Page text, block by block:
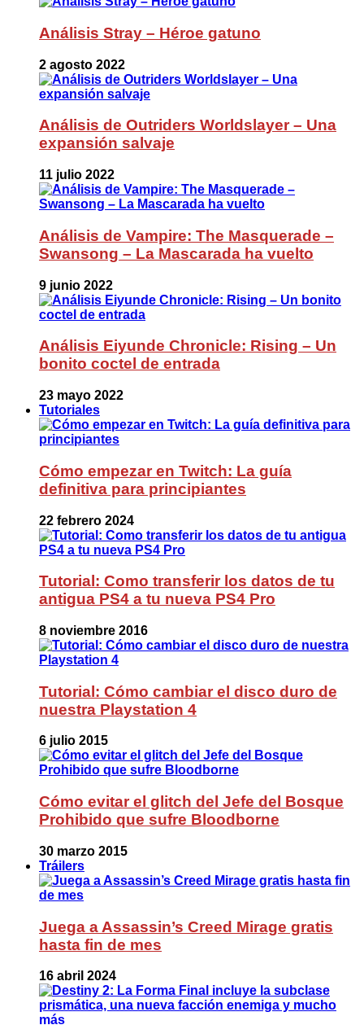
Análisis Stray – Héroe gatuno
2 agosto 2022
Análisis de Outriders Worldslayer – Una
expansión salvaje
11 julio 2022
Análisis de Vampire: The Masquerade –
Swansong – La Mascarada ha vuelto
9 junio 2022
Análisis Eiyunde Chronicle: Rising – Un
bonito coctel de entrada
23 mayo 2022
Tutoriales
Cómo empezar en Twitch: La guía
definitiva para principiantes
22 febrero 2024
Tutorial: Como transferir los datos de tu
antigua PS4 a tu nueva PS4 Pro
8 noviembre 2016
Tutorial: Cómo cambiar el disco duro de
nuestra Playstation 4
6 julio 2015
Cómo evitar el glitch del Jefe del Bosque
Prohibido que sufre Bloodborne
30 marzo 2015
Tráilers
Juega a Assassin’s Creed Mirage gratis
hasta fin de mes
16 abril 2024